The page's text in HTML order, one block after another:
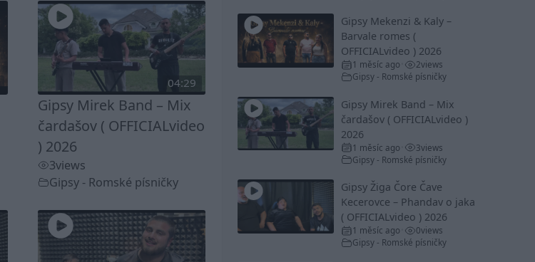
04:29
Gipsy Mirek Band – Mix
čardašov ( OFFICIALvideo
) 2026
3views
Gipsy - Romské písničky
Gipsy Mekenzi & Kaly –
Barvale romes (
OFFICIALvideo ) 2026
1 měsíc ago 2views
Gipsy - Romské písničky
Gipsy Mirek Band – Mix
čardašov ( OFFICIALvideo )
2026
1 měsíc ago 3views
Gipsy - Romské písničky
Gipsy Žiga Čore Čave
Kecerovce – Phandav o jaka
( OFFICIALvideo ) 2026
1 měsíc ago 0views
Gipsy - Romské písničky